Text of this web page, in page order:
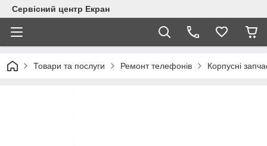
Сервісний центр Екран
Товари та послуги Ремонт телефонів Корпусні